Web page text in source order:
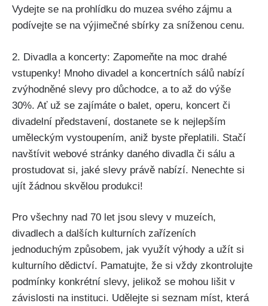
Vydejte se na prohlídku do muzea svého zájmu a
podívejte se na výjimečné sbírky za sníženou cenu.
2. Divadla a koncerty: Zapomeňte na moc drahé
vstupenky! Mnoho divadel a koncertních sálů nabízí
zvýhodněné slevy pro důchodce, a to až do výše
30%. Ať už se zajímáte o balet, operu, koncert či
divadelní představení, dostanete se k nejlepším
uměleckým vystoupením, aniž byste přeplatili. Stačí
navštívit webové stránky daného divadla či sálu a
prostudovat si, jaké slevy právě nabízí. Nenechte si
ujít žádnou skvělou produkci!
Pro všechny nad 70 let jsou slevy v muzeích,
divadlech a dalších kulturních zařízeních
jednoduchým způsobem, jak využít výhody a užít si
kulturního dědictví. Pamatujte, že si vždy zkontrolujte
podmínky konkrétní slevy, jelikož se mohou lišit v
závislosti na instituci. Udělejte si seznam míst, která